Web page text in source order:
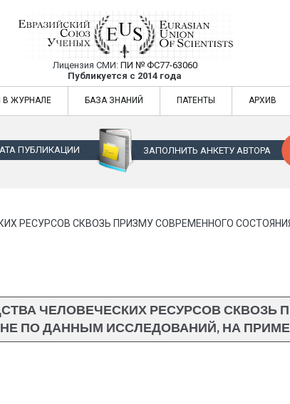
Союз Ученых —
Лицензия СМИ: ПИ № ФС77-63060
Публикуется с 2014 года
Союз Ученых — публикация научных статей в
В ЖУРНАЛЕ БАЗА ЗНАНИЙ ПАТЕНТЫ АРХИВ
ПУБЛИКАЦИИ ЗАПОЛНИТЬ АНКЕТУ АВТОРА
РЕСУРСОВ СКВОЗЬ ПРИЗМУ СОВРЕМЕННОГО
ЧЕЛОВЕЧЕСКИХ РЕСУРСОВ СКВОЗЬ
ПО ДАННЫМ ИССЛЕДОВАНИЙ, НА